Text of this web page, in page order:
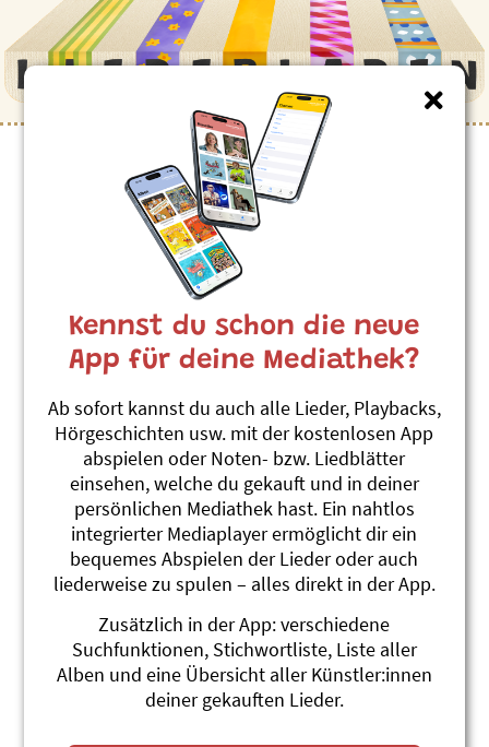
Di Blaui, Leierchischte
Roland Schwab
Kennst du schon die neue
App für deine Mediathek?
Ab sofort kannst du auch alle Lieder, Playbacks,
Hörgeschichten usw. mit der kostenlosen App
abspielen oder Noten- bzw. Liedblätter
einsehen, welche du gekauft und in deiner
persönlichen Mediathek hast. Ein nahtlos
integrierter Mediaplayer ermöglicht dir ein
bequemes Abspielen der Lieder oder auch
liederweise zu spulen – alles direkt in der App.
Zusätzlich in der App: verschiedene
Suchfunktionen, Stichwortliste, Liste aller
Alben und eine Übersicht aller Künstler:innen
deiner gekauften Lieder.